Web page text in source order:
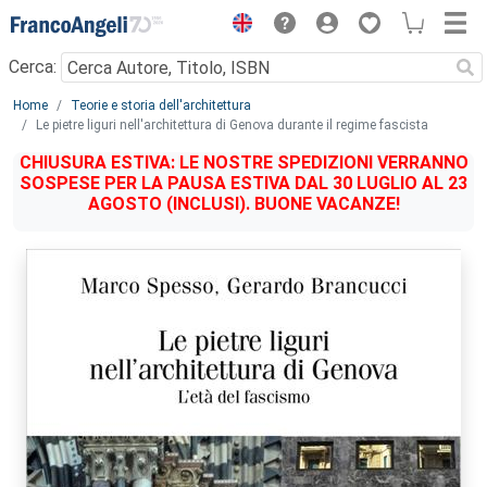
Menu
Cerca:
Main content
Home
Teorie e storia dell'architettura
Le pietre liguri nell'architettura di Genova durante il regime fascista
CHIUSURA ESTIVA: LE NOSTRE SPEDIZIONI VERRANNO
SOSPESE PER LA PAUSA ESTIVA DAL 30 LUGLIO AL 23
AGOSTO (INCLUSI). BUONE VACANZE!